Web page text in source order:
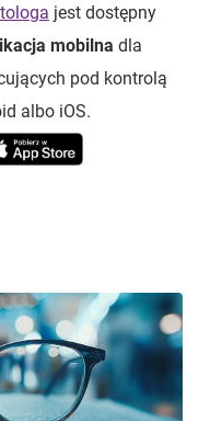
jest dostępny
mobilna dla
pod kontrolą
albo iOS.